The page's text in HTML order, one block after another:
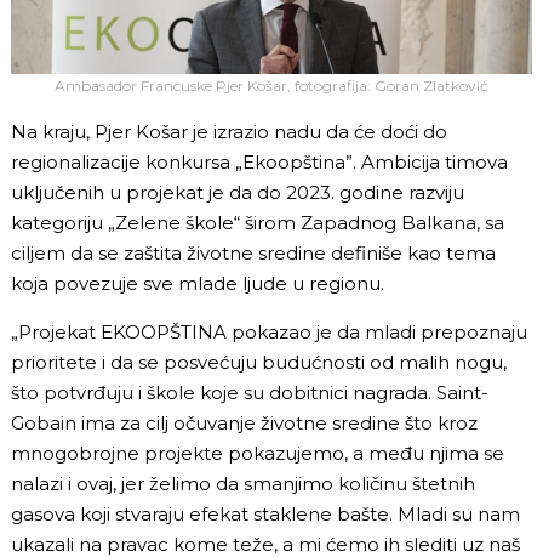
Ambasador Francuske Pjer Košar, fotografija: Goran Zlatković
Na kraju, Pjer Košar je izrazio nadu da će doći do
regionalizacije konkursa „Ekoopština”. Ambicija timova
uključenih u projekat je da do 2023. godine razviju
kategoriju „Zelene škole“ širom Zapadnog Balkana, sa
ciljem da se zaštita životne sredine definiše kao tema
koja povezuje sve mlade ljude u regionu.
„Projekat EKOOPŠTINA pokazao je da mladi prepoznaju
prioritete i da se posvećuju budućnosti od malih nogu,
što potvrđuju i škole koje su dobitnici nagrada. Saint-
Gobain ima za cilj očuvanje životne sredine što kroz
mnogobrojne projekte pokazujemo, a među njima se
nalazi i ovaj, jer želimo da smanjimo količinu štetnih
gasova koji stvaraju efekat staklene bašte. Mladi su nam
ukazali na pravac kome teže, a mi ćemo ih slediti uz naš